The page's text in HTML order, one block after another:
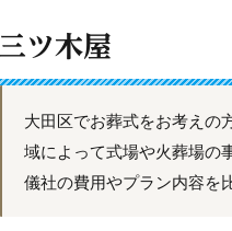
三ツ木屋
大田区でお葬式をお考えの
域によって式場や火葬場の
儀社の費用やプラン内容を